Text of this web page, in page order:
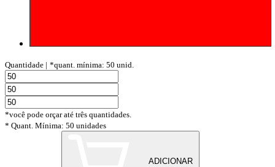
Quantidade | *quant. mínima: 50 unid.
*você pode orçar até três quantidades.
* Quant. Mínima: 50 unidades
ADICIONAR